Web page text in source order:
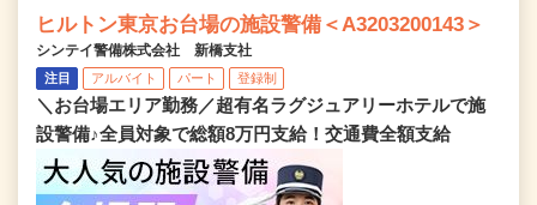
ヒルトン東京お台場の施設警備＜A3203200143＞
シンテイ警備株式会社 新橋支社
注目 アルバイト パート 登録制
＼お台場エリア勤務／超有名ラグジュアリーホテルで施
設警備♪全員対象で総額8万円支給！交通費全額支給